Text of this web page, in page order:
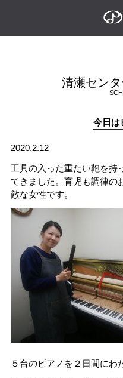
清瀬セン
今日は
2020.2.12
工具の入った重たい鞄を持
てきました。育児も調律の
敵な女性です。
５台のピアノを２日間にわ